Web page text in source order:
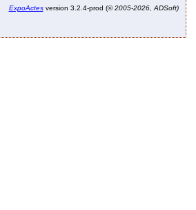
ExpoActesversion 3.2.4-prod (©2005-2026, ADSoft)